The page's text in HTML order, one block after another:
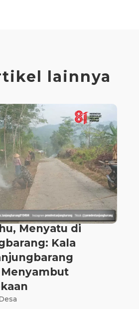
lainnya
Menyatu di
Kala